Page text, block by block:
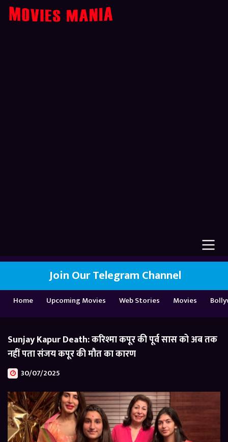
Join Our Telegram Channel
Home Upcoming Movies Web Stories Movies
Sunjay Kapur Death: करिश्मा कपूर की पूर्व सास को अब तक
नहीं पता संजय कपूर की मौत का कारण
30/07/2025